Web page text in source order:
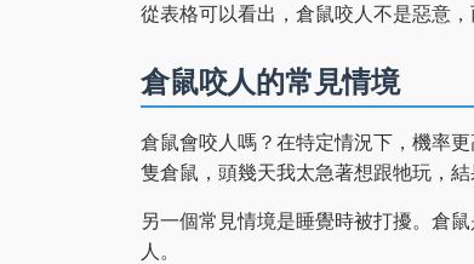
從表格可以看出，倉鼠咬人不是惡意
倉鼠咬人的常見情境
倉鼠會咬人嗎？在特定情況下，機率
隻倉鼠，頭幾天我太急著想跟牠玩，
另一個常見情境是睡覺時被打擾。倉
人。